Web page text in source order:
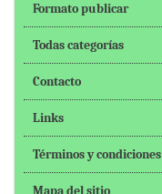
Formato publicar
Todas categorías
Contacto
Links
Términos y condiciones
Mapa del sitio